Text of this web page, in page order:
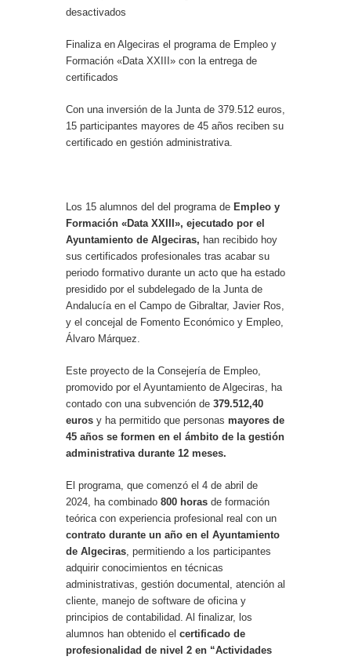
desactivados
Finaliza en Algeciras el programa de Empleo y
Formación «Data XXIII» con la entrega de
certificados
Con una inversión de la Junta de 379.512 euros,
15 participantes mayores de 45 años reciben su
certificado en gestión administrativa.
Los 15 alumnos del del programa de Empleo y
Formación «Data XXIII», ejecutado por el
Ayuntamiento de Algeciras, han recibido hoy
sus certificados profesionales tras acabar su
periodo formativo durante un acto que ha estado
presidido por el subdelegado de la Junta de
Andalucía en el Campo de Gibraltar, Javier Ros,
y el concejal de Fomento Económico y Empleo,
Álvaro Márquez.
Este proyecto de la Consejería de Empleo,
promovido por el Ayuntamiento de Algeciras, ha
contado con una subvención de 379.512,40
euros y ha permitido que personas mayores de
45 años se formen en el ámbito de la gestión
administrativa durante 12 meses.
El programa, que comenzó el 4 de abril de
2024, ha combinado 800 horas de formación
teórica con experiencia profesional real con un
contrato durante un año en el Ayuntamiento
de Algeciras, permitiendo a los participantes
adquirir conocimientos en técnicas
administrativas, gestión documental, atención al
cliente, manejo de software de oficina y
principios de contabilidad. Al finalizar, los
alumnos han obtenido el certificado de
profesionalidad de nivel 2 en “Actividades